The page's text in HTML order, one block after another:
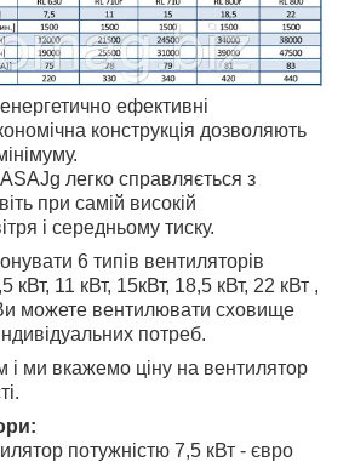
ефективні
конструкція дозволяють
легко справляється з
при самій високій
і середньому тиску.
6 типів вентиляторів
кВт, 11 кВт, 15кВт, 18,5 кВт, 22 кВт ,
можете вентилювати сховище
потреб.
ми вкажемо ціну на вентилятор
потужністю 7,5 кВт - євро